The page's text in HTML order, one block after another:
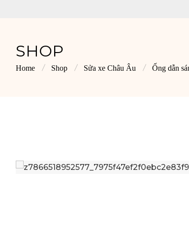
SHOP
Home Shop Sửa xe Châu Âu Ống dẫn